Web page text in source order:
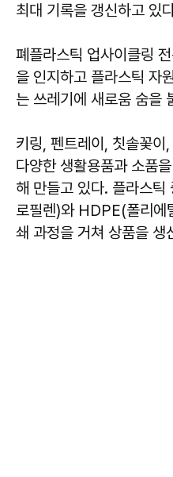
최대 기록을 갱신하고 있
폐플라스틱 업사이클링
을 인지하고 플라스틱 자
는 쓰레기에 새로움 숨을
키링, 펜트레이, 칫솔꽃
다양한 생활용품과 소품
해 만들고 있다. 플라스
로필렌)와 HDPE(폴리에
쇄 과정을 거쳐 상품을 생